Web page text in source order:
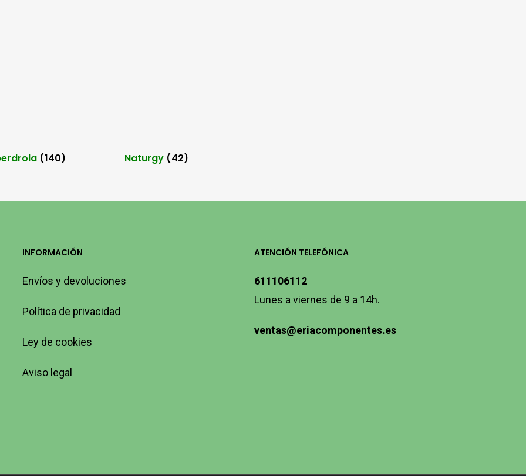
(140) Naturgy (42)
INFORMACIÓN
Envíos y devoluciones
Política de privacidad
Ley de cookies
Aviso legal
ATENCIÓN TELEFÓNICA
611106112
Lunes a viernes de 9 a 14h.
ventas@eriacomponentes.es